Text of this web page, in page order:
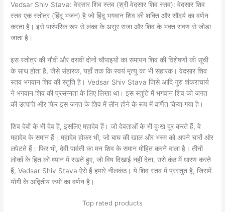
Vedsar Shiv Stava: वेदसार शिव स्तव (श्री वेदसार शिव स्तव): वेदसार शिव
स्तव एक स्तोत्र (हिंदू भजन) है जो हिंदू भगवान शिव की शक्ति और सौंदर्य का वर्णन
करता है। इसे पारंपरिक रूप से लंका के असुर राजा और शिव के भक्त रावण से जोड़ा
जाता है।
इस स्तोत्र की नौवीं और दसवीं दोनों चौपाइयों का समापन शिव की विशेषणों की सूची
के साथ होता है, जैसे संहारक, यहाँ तक कि स्वयं मृत्यु का भी संहारक। वेदसार शिव
स्तव भगवान शिव की स्तुति है। Vedsar Shiv Stava जिसे आदि गुरु शंकराचार्य
ने भगवान शिव की प्रसन्नता के लिए लिखा था। इस स्तुति में भगवान शिव को जगत
की उत्पत्ति और फिर इस जगत के शिव में लीन होने के रूप में वर्णित किया गया है।
शिव देवों के भी देव हैं, इसलिए महादेव हैं। जो देवताओं के भी दुःख दूर करते हैं, वे
महादेव के समान हैं। महादेव होकर भी, जो बाघ की खाल और भस्म को अपने चारों ओर
लपेटते हैं। फिर भी, देवी पार्वती का मन शिव के समान मोहित करने वाला है। तीनों
लोकों के हित को ध्यान में रखते हुए, जो विष दिखाई नहीं देता, उसे कंठ में धारण करते
हैं, Vedsar Shiv Stava ऐसे हैं हमारे नीलकंठ। ये शिव स्तव में प्रस्तुत हैं, जिसमें
योगी के अद्वितीय रूपों का वर्णन है।
Top rated products